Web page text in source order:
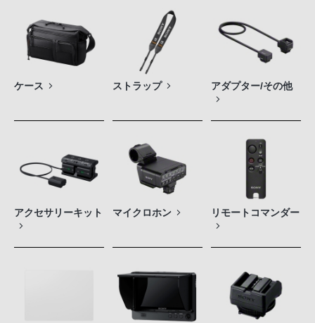
ケース ストラップ アダプター/その他
アクセサリーキット マイクロホン リモートコマンダー